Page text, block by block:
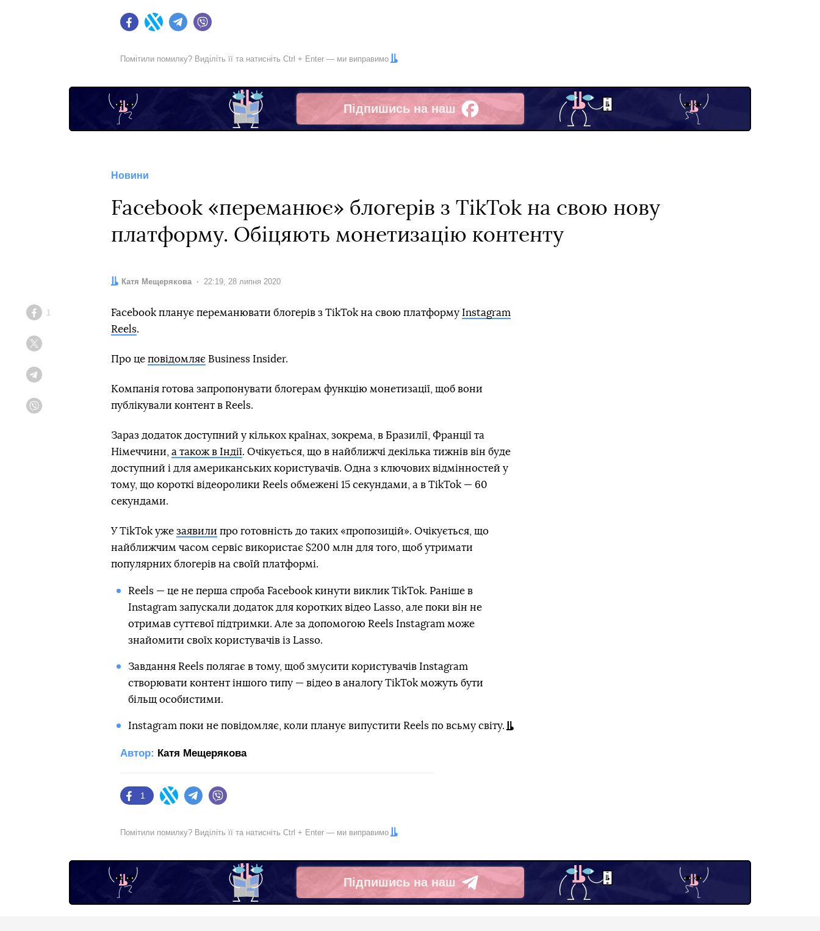
FacebookTwitter Telegram
Помітили помилку? Виділіть її та натисніть Ctrl + Enter — ми виправимо
Підпишись на наш
Facebook
Новини
Facebook «переманює» блогерів з TikTok на свою нову
платформу. Обіцяють монетизацію контенту
Автор:
Катя Мещерякова Дата:
22:19, 28 липня 2020
Facebook
1 Facebook планує переманювати блогерів з TikTok на свою платформу Instagram
Reels.
Про це повідомляє Business Insider.
Компанія готова запропонувати блогерам функцію монетизації, щоб вони
публікували контент в Reels.
Зараз додаток доступний у кількох країнах, зокрема, в Бразилії, Франції та
Німеччини, а також в Індії. Очікується, що в найближчі декілька тижнів він буде
доступний і для американських користувачів. Одна з ключових відмінностей у
тому, що короткі відеоролики Reels обмежені 15 секундами, а в TikTok — 60
секундами.
У TikTok уже заявили про готовність до таких «пропозицій». Очікується, що
найближчим часом сервіс використає $200 млн для того, щоб утримати
популярних блогерів на своїй платформі.
Reels — це не перша спроба Facebook кинути виклик TikTok. Раніше в
Instagram запускали додаток для коротких відео Lasso, але поки він не
отримав суттєвої підтримки. Але за допомогою Reels Instagram може
знайомити своїх користувачів із Lasso.
Завдання Reels полягає в тому, щоб змусити користувачів Instagram
створювати контент іншого типу — відео в аналогу TikTok можуть бути
більщ особистими.
Instagram поки не повідомляє, коли планує випустити Reels по всьму світу.
Автор: Катя Мещерякова
Facebook
1
Twitter Telegram
Помітили помилку? Виділіть її та натисніть Ctrl + Enter — ми виправимо
Підпишись на наш
Telegram